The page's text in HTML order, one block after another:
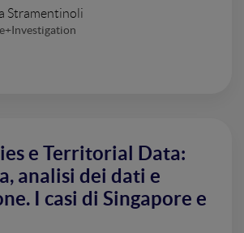
Stramentinoli
e Territorial Data:
analisi dei dati e
I casi di Singapore e